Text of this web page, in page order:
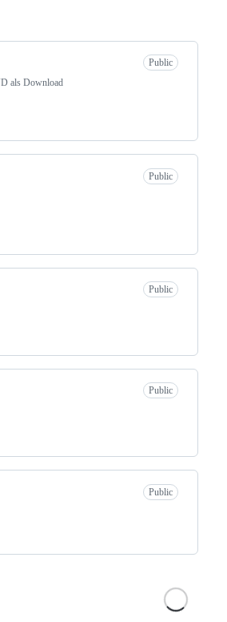
Public
als Download
Public
Public
Public
Public